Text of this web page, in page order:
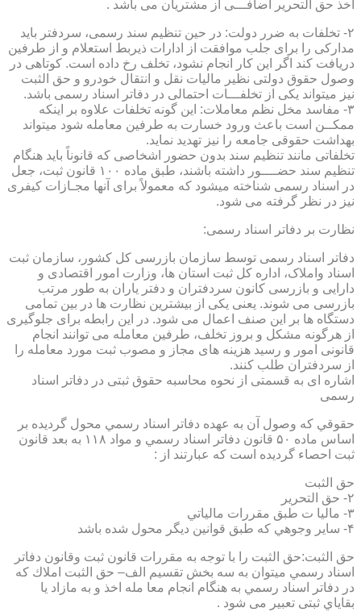
اخذ حق التحریر اضافـــی از مشتریان می باشد .
۲- تخلفات به ضرر دولت: در حین تنظیم سند رسمی، سردفتر باید
مدارکی را برای جلب موافقت از ادارات ذیربط استعلام و از طرفین
دریافت کند اگر این کار انجام نشود، تخلف رخ داده است. کوتاهی در
وصول حقوق دولتی نظیر مالیات نقل و انتقال خودرو و حق الثبت
نیز میتواند یکی از تخلفـــات احتمالی در دفاتر اسناد رسمی باشد.
۳- مفاسد مخل نظم معاملات: این گونه تخلفات علاوه بر اینکه
ممکــن است باعث ورود خسارت به طرفین معامله شود میتواند
بهداشت حقوقی جامعه را نیز تهدید نماید.
تخلفاتی مانند تنظیم سند بدون حضور اشخاصی که قانوناً باید هنگام
تنظیم سند حضــــور داشته باشند، طبق ماده ۱۰۰ قانون ثبت، جعل
در اسناد رسمی شناخته میشود که معمولاً برای آنها مجـازات کیفری
نیز در نظر گرفته می شود.
نظارت بر دفاتر اسناد رسمی:
دفاتر اسناد رسمی توسط سازمان بازرسی کل کشور، سازمان ثبت
اسناد واملاک، اداره کل ثبت استان ها، وزارت امور اقتصادی و
دارایی و بازرسی کانون سردفتران و دفتر یاران به طور مرتب
بازرسی می شوند. یعنی یکی از بیشترین نظارت ها در بین تمامی
دستگاه ها بر این صنف اعمال می شود. در این رابطه برای جلوگیری
از هرگونه مشکل و بروز تخلف، طرفین معامله می توانند انجام
قانونی امور و رسید هزینه های مجاز و مصوب ثبت مورد معامله را
از سردفتران طلب کنند.
اشاره ای به قسمتی از نحوه محاسبه حقوق ثبتی در دفاتر اسناد
رسمی
حقوقي كه وصول آن به عهده دفاتر اسناد رسمي محول گرديده بر
اساس ماده ۵۰ قانون دفاتر اسناد رسمي و مواد ۱۱۸ به بعد قانون
ثبت احصاء گرديده است كه عبارتند از :
حق الثبت
۲- حق التحرير
۳- ماليا ت طبق مقررات مالياتي
۴- ساير وجوهي كه طبق قوانين ديگر محول شده باشد
حق الثبت:حق الثبت را با توجه به مقررات قانون ثبت وقانون دفاتر
اسناد رسمي ميتوان به سه بخش تقسيم الف– حق الثبت املاك كه
در دفاتر اسناد رسمي به هنگام انجام معا مله اخذ و به مازاد يا
بقاياي ثبتی تعبیر می شود .